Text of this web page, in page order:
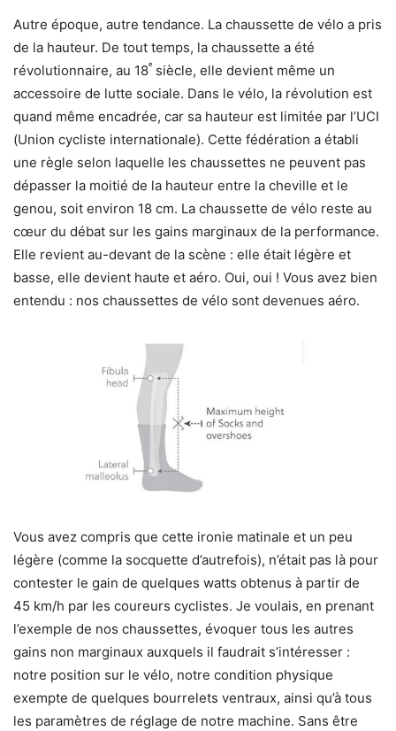
Autre époque, autre tendance. La chaussette de vélo a pris
de la hauteur. De tout temps, la chaussette a été
révolutionnaire, au 18ᵉ siècle, elle devient même un
accessoire de lutte sociale. Dans le vélo, la révolution est
quand même encadrée, car sa hauteur est limitée par l’UCI
(Union cycliste internationale). Cette fédération a établi
une règle selon laquelle les chaussettes ne peuvent pas
dépasser la moitié de la hauteur entre la cheville et le
genou, soit environ 18 cm. La chaussette de vélo reste au
cœur du débat sur les gains marginaux de la performance.
Elle revient au-devant de la scène : elle était légère et
basse, elle devient haute et aéro. Oui, oui ! Vous avez bien
entendu : nos chaussettes de vélo sont devenues aéro.
Vous avez compris que cette ironie matinale et un peu
légère (comme la socquette d’autrefois), n’était pas là pour
contester le gain de quelques watts obtenus à partir de
45 km/h par les coureurs cyclistes. Je voulais, en prenant
l’exemple de nos chaussettes, évoquer tous les autres
gains non marginaux auxquels il faudrait s’intéresser :
notre position sur le vélo, notre condition physique
exempte de quelques bourrelets ventraux, ainsi qu’à tous
les paramètres de réglage de notre machine. Sans être